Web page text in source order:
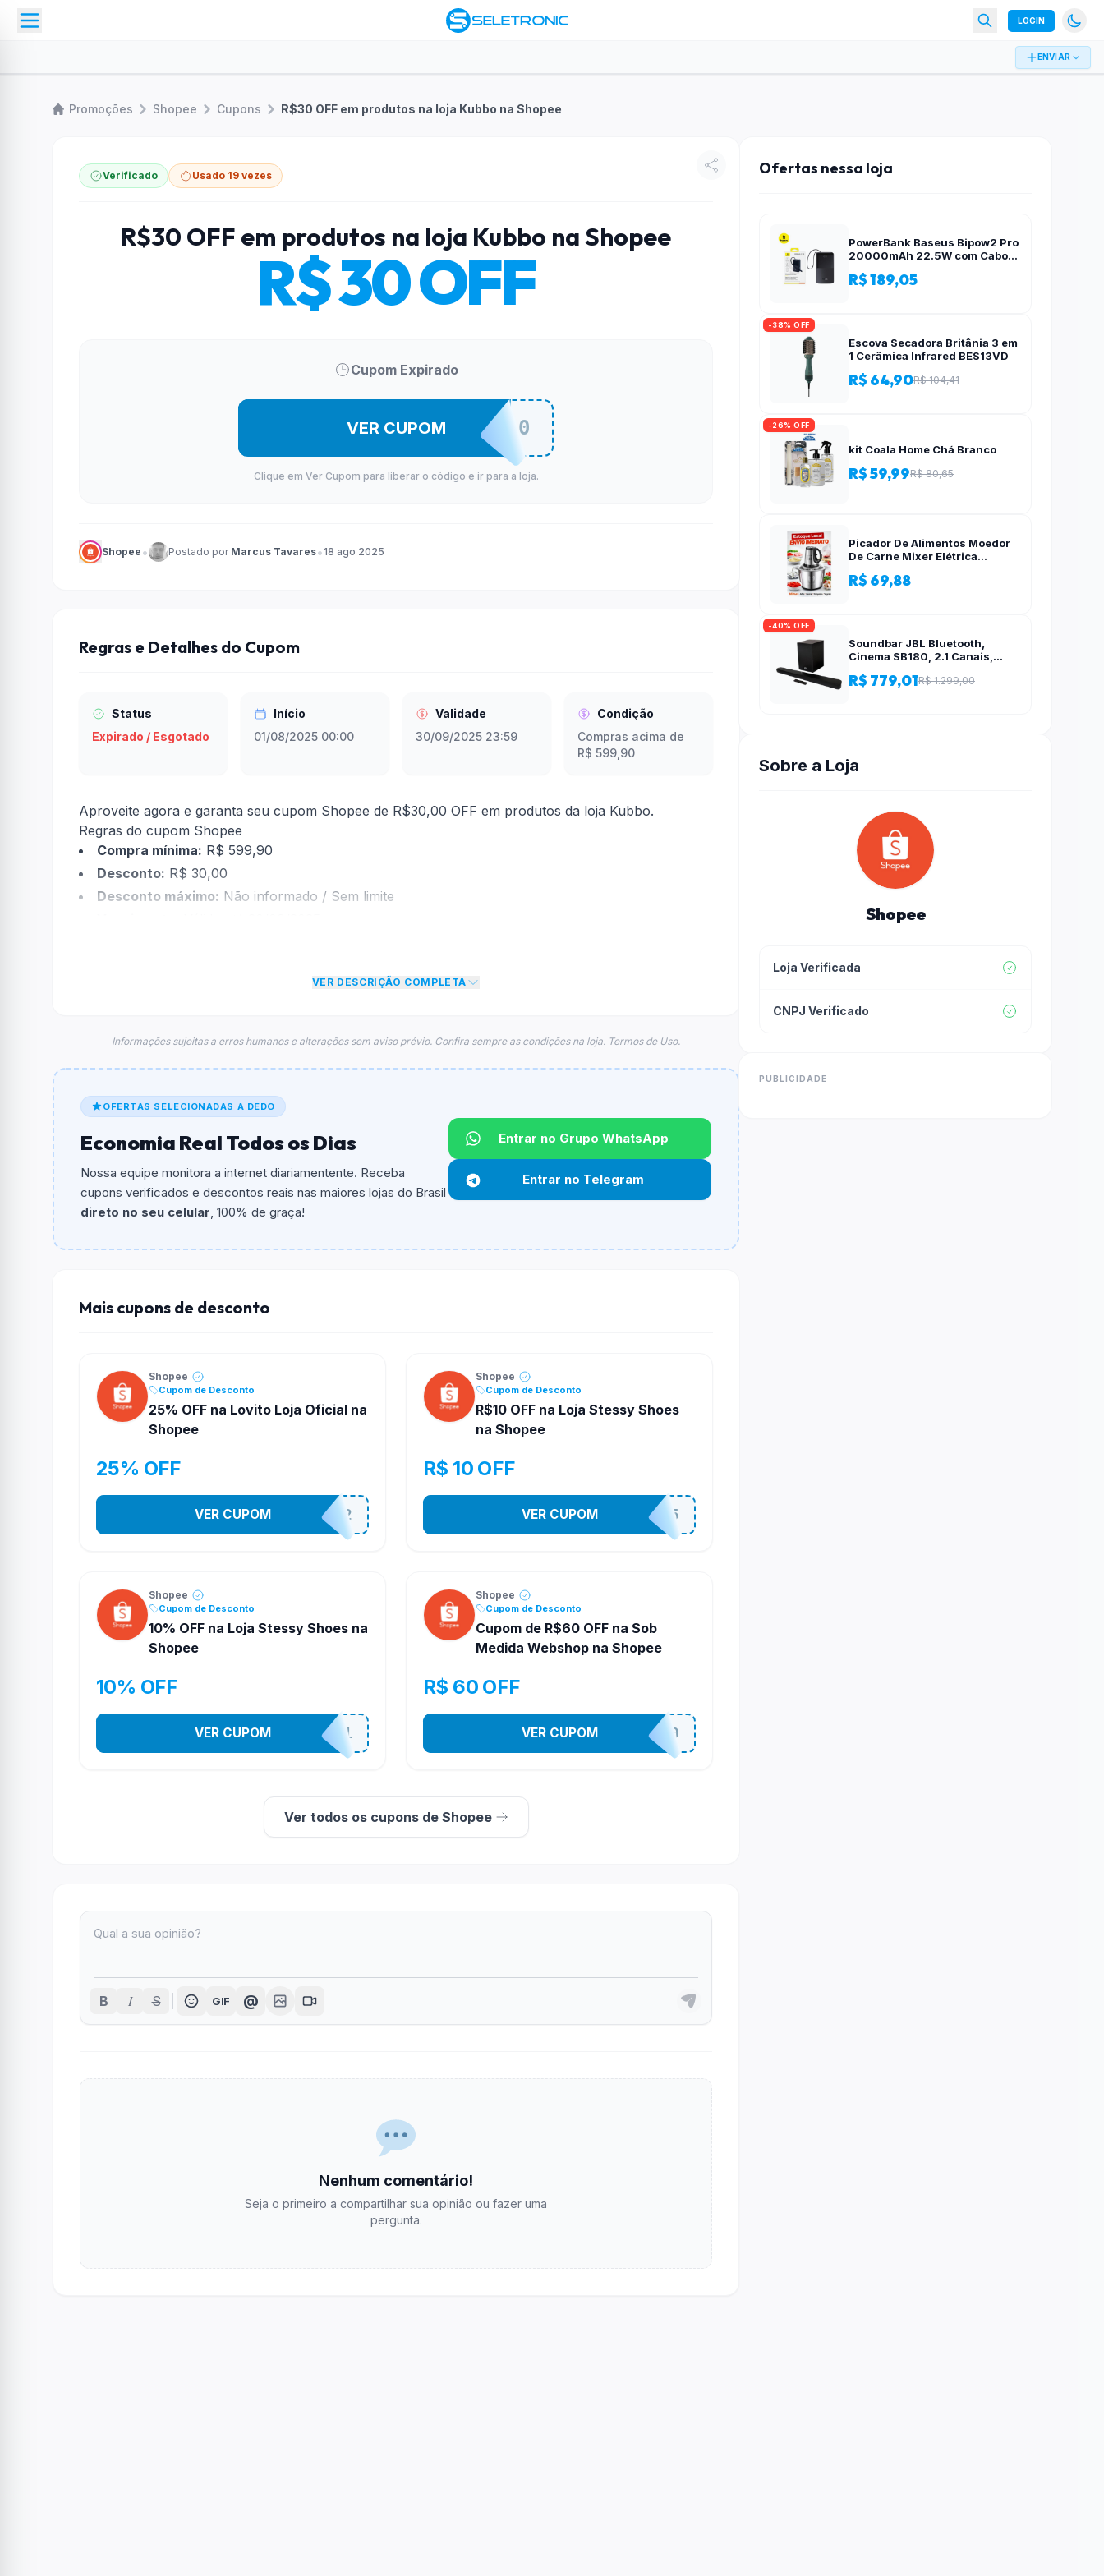
LOGIN
ENVIAR
Promoções Shopee Cupons R$30 OFF em produtos na loja Kubbo na Shopee
Verificado Usado 19 vezes
R$30 OFF em produtos na loja Kubbo na Shopee
R$ 30 OFF
Cupom Expirado
LOJAAGO30
VER CUPOM
Clique em Ver Cupom para liberar o código e ir para a loja.
Shopee • Postado por Marcus Tavares•18 ago 2025
Regras e Detalhes do Cupom
Status
Expirado / Esgotado
Início
01/08/2025 00:00
Validade
30/09/2025 23:59
Condição
Compras acima de
R$ 599,90
Aproveite agora e garanta seu cupom Shopee de R$30,00 OFF em produtos da loja Kubbo.
Regras do cupom Shopee
Compra mínima: R$ 599,90
Desconto: R$ 30,00
Desconto máximo: Não informado / Sem limite
econtradas informações sobre restrição de teto máximo para esse cupom.
O código é
LOJAAGO30
De quanto é o desconto?
O valor minimo de compra é R$ 599,90.
Qual é o desconto máximo?
Não informado ou sem limite.
VER DESCRIÇÃO COMPLETA
Informações sujeitas a erros humanos e alterações sem aviso prévio. Confira sempre as condições na loja. Termos de Uso.
OFERTAS SELECIONADAS A DEDO
Economia Real Todos os Dias
Nossa equipe monitora a internet diariamentente. Receba
cupons verificados e descontos reais nas maiores lojas do Brasil
direto no seu celular, 100% de graça!
Entrar no Grupo WhatsApp
Entrar no Telegram
Mais cupons de desconto
Shopee
Cupom de Desconto
25% OFF na Lovito Loja Oficial na
Shopee
25% OFF
141525852
VER CUPOM
Shopee
Cupom de Desconto
R$10 OFF na Loja Stessy Shoes
na Shopee
R$ 10 OFF
STES2525
VER CUPOM
Shopee
Cupom de Desconto
10% OFF na Loja Stessy Shoes na
Shopee
10% OFF
STES2541
VER CUPOM
Shopee
Cupom de Desconto
Cupom de R$60 OFF na Sob
Medida Webshop na Shopee
R$ 60 OFF
SOBM60400
VER CUPOM
Ver todos os cupons de Shopee
B I S GIF @
Nenhum comentário!
Seja o primeiro a compartilhar sua opinião ou fazer uma
pergunta.
Ofertas nessa loja
PowerBank Baseus Bipow2 Pro
20000mAh 22.5W com Cabo
EnerFill FC51
R$ 189,05
-38% OFF
Escova Secadora Britânia 3 em
1 Cerâmica Infrared BES13VD
R$ 64,90R$ 104,41
-26% OFF
kit Coala Home Chá Branco
R$ 59,99R$ 80,65
Picador De Alimentos Moedor
De Carne Mixer Elétrica
Alho – 110v-220v
R$ 69,88
-40% OFF
Soundbar JBL Bluetooth,
Cinema SB180, 2.1 Canais,
110W RMS
R$ 779,01R$ 1.299,00
Sobre a Loja
Shopee
Loja Verificada
CNPJ Verificado
PUBLICIDADE